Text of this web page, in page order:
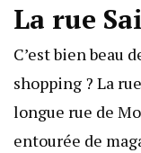
La rue
C’est bien beau
shopping ? La
longue rue de
entourée de